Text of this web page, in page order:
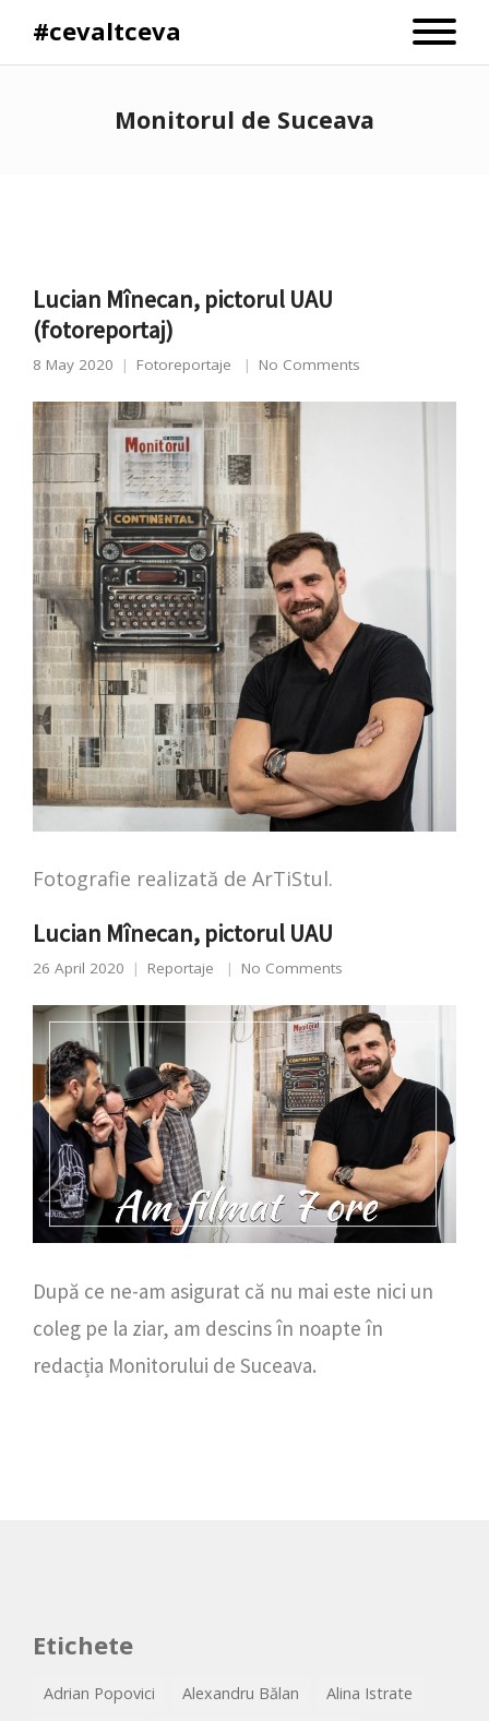
#cevaltceva
Monitorul de Suceava
Lucian Mînecan, pictorul UAU
(fotoreportaj)
8 May 2020 Fotoreportaje No Comments
Fotografie realizată de ArTiStul.
Lucian Mînecan, pictorul UAU
26 April 2020 Reportaje No Comments
După ce ne-am asigurat că nu mai este nici un
coleg pe la ziar, am descins în noapte în
redacția Monitorului de Suceava.
Etichete
Adrian Popovici Alexandru Bălan
Alina Istrate